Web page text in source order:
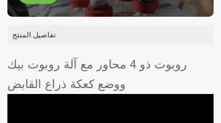
تفاصيل المنتج
روبوت ذو 4 محاور مع آلة روبوت بيك
ووضع كعكة ذراع القابض